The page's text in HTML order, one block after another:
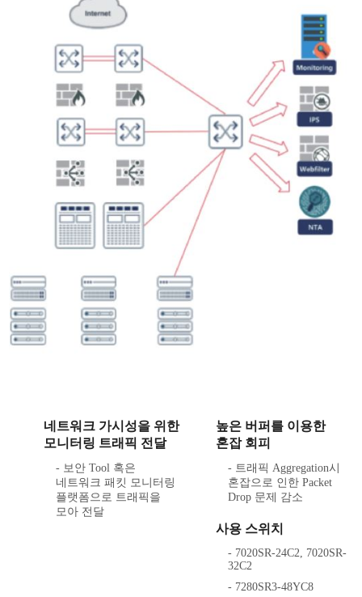
네트워크 가시성을 위한
모니터링 트래픽 전달
- 보안 Tool 혹은
네트워크 패킷 모니터링
플랫폼으로 트래픽을
모아 전달
높은 버퍼를 이용한
혼잡 회피
- 트래픽 Aggregation시
혼잡으로 인한 Packet
Drop 문제 감소
사용 스위치
- 7020SR-24C2, 7020SR-
32C2
- 7280SR3-48YC8